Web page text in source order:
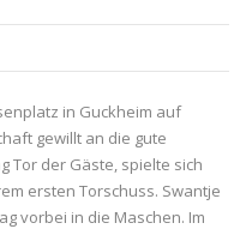
in Guckheim auf
gewillt an die gute
Tor der Gäste, spielte sich
ersten Torschuss. Swantje
vorbei in die Maschen. Im